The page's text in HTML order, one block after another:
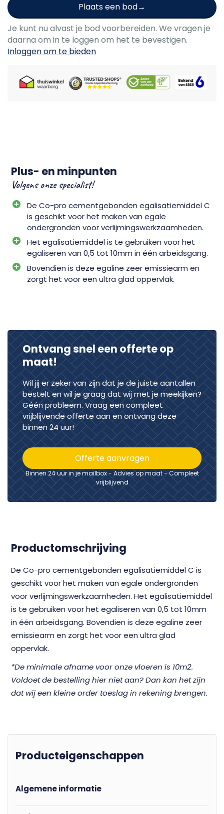
Plaats een bod
Je kunt nu alvast je bod voorbereiden. We vragen je
daarna om in te loggen om het te bevestigen.
Inloggen om te bieden
Plus- en minpunten
Volgens onze specialist!
De Co-pro cementgebonden egalisatiemiddel C
is geschikt voor het maken van egale
ondergronden voor verlijmingswerkzaamheden.
Het egalisatiemiddel is te gebruiken voor het
egaliseren van 0,5 tot 10mm in één arbeidsgang.
Bovendien is deze egaline zeer emissiearm en
zorgt het voor een ultra glad oppervlak.
Ontvang snel een offerte op
maat!
Wil jij er zeker van zijn dat je de juiste aantallen
bestelt en wil je graag dat wij met je meekijken?
Géén probleem. Vraag een compleet
vrijblijvende offerte aan en ontvang deze
binnen 24 uur!
Offerte aanvragen
Binnen 24 uur in je mailbox - Advies op maat - Compleet
vrijblijvend
Productomschrijving
De Co-pro cementgebonden egalisatiemiddel C is
geschikt voor het maken van egale ondergronden
voor verlijmingswerkzaamheden. Het egalisatiemiddel
is te gebruiken voor het egaliseren van 0,5 tot 10mm
in één arbeidsgang. Bovendien is deze egaline zeer
emissiearm en zorgt het voor een ultra glad
oppervlak.
*De minimale afname voor onze vloeren is 10m2.
Voldoet de bestelling hier niet aan? Dan kan het zijn
dat wij een kleine order toeslag in rekening brengen.
Producteigenschappen
Algemene informatie